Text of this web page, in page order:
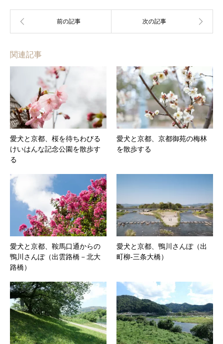
関連記事
愛犬と京都、桜を待ちわびる
けいはんな記念公園を散歩す
る
愛犬と京都、京都御苑の梅林
を散歩する
愛犬と京都、鞍馬口通からの
鴨川さんぽ（出雲路橋－北大
路橋）
愛犬と京都、鴨川さんぽ（出
町柳-三条大橋）